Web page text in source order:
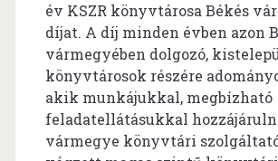
év KSZR könyvtárosa Békés
díjat. A díj minden évben azon
vármegyében dolgozó,
könyvtárosok részére
akik munkájukkal, megbízható
feladatellátásukkal
vármegye könyvtári